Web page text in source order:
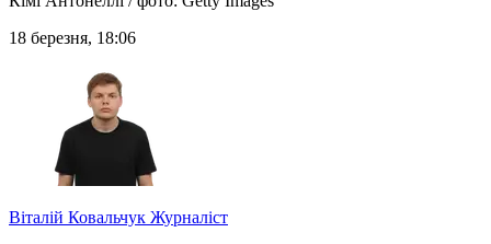
18 березня, 18:06
Віталій Ковальчук Журналіст